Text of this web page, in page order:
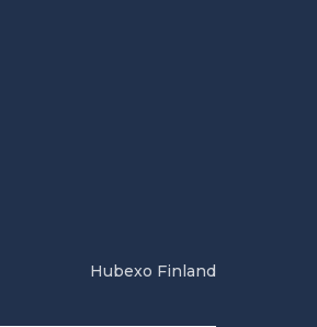
Hubexo Finland